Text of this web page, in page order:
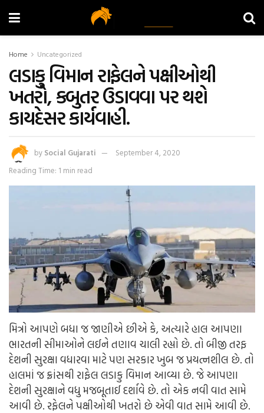
Home Uncategorized
લડાકુ વિમાન રાફેલને પક્ષીઓથી
ખતરો, કબુતર ઉડાવવા પર થશે
કાયદેસર કાર્યવાહી.
by Social Gujarati
September 4, 2020
Reading Time: 1 min read
મિત્રો આપણે બધા જ જાણીએ છીએ કે, અત્યારે હાલ આપણા
ભારતની સીમાઓને લઈને તણાવ ચાલી રહ્યો છે. તો બીજી તરફ
દેશની સુરક્ષા વધારવા માટે પણ સરકાર ખુબ જ પ્રયત્નશીલ છે. તો
હાલમાં જ ફ્રાંસથી રાફેલ લડાકુ વિમાન આવ્યા છે. જે આપણા
દેશની સુરક્ષાને વધુ મજબૂતાઈ દર્શાવે છે. તો એક નવી વાત સામે
આવી છે. રફેલને પક્ષીઓથી ખતરો છે એવી વાત સામે આવી છે.